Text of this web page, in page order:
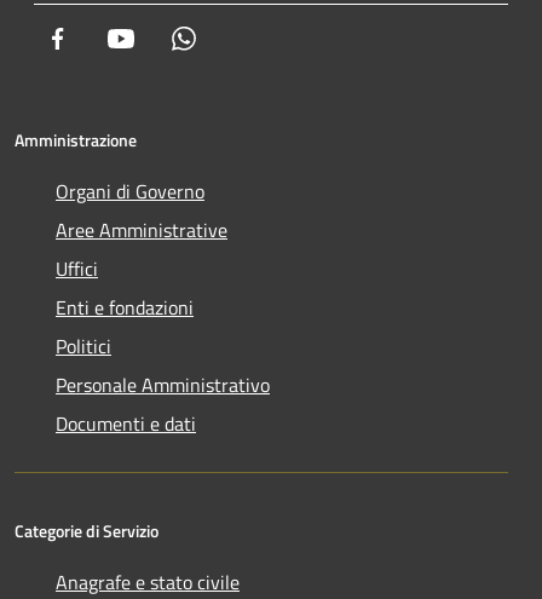
Facebook Youtube
Amministrazione
Organi di Governo
Aree Amministrative
Uffici
Enti e fondazioni
Politici
Personale Amministrativo
Documenti e dati
Categorie di Servizio
Anagrafe e stato civile